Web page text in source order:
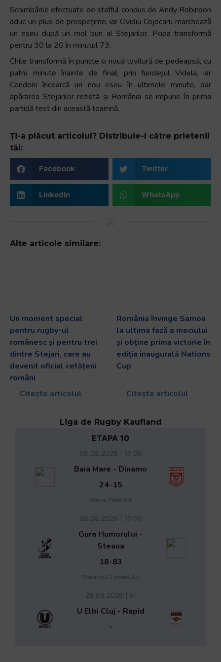
Schimbările efectuate de stafful condus de Andy Robinson
aduc un plus de prospețime, iar Ovidiu Cojocaru marchează
un eseu după un mol bun al Stejarilor. Popa transformă
pentru 30 la 20 în minutul 73.
Chile transformă în puncte o nouă lovitură de pedeapsă, cu
patru minute înainte de final, prin fundașul Videla, iar
Condorii încearcă un nou eseu în ultimele minute, dar
apărarea Stejarilor rezistă și România se impune în prima
partidă test din această toamnă.
Ți-a plăcut articolul? Distribuie-l către prietenii
tăi:
Facebook Twitter
LinkedIn WhatsApp
Alte articole similare:
Un moment special
pentru rugby-ul
românesc și pentru trei
dintre Stejari, care au
devenit oficial cetățeni
români
Citește articolul
România învinge Samoa
la ultima fază a meciului
și obține prima victorie în
ediția inaugurală Nations
Cup
Citește articolul
Liga de Rugby Kaufland
ETAPA 10
08.08.2026 | 11:00
Baia Mare - Dinamo
24-15
Arena Zimbrilor
08.08.2026 | 11:00
Gura Humorului -
Steaua
18-83
Stadionul Tineretului
29.08.2026 | 0:
U Elbi Cluj - Rapid
-